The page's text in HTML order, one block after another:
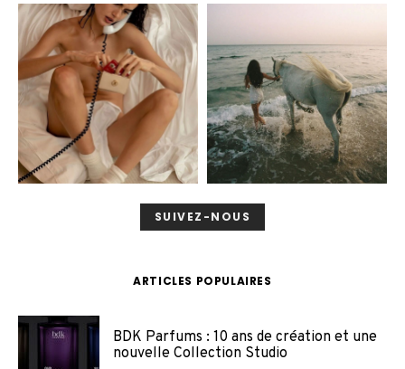
SUIVEZ-NOUS
ARTICLES POPULAIRES
BDK Parfums : 10 ans de création et une
nouvelle Collection Studio